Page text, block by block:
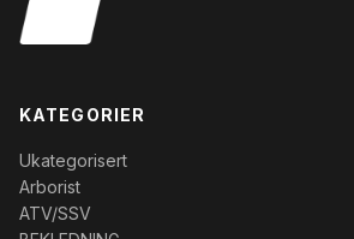
KATEGORIER
Ukategorisert
Arborist
ATV/SSV